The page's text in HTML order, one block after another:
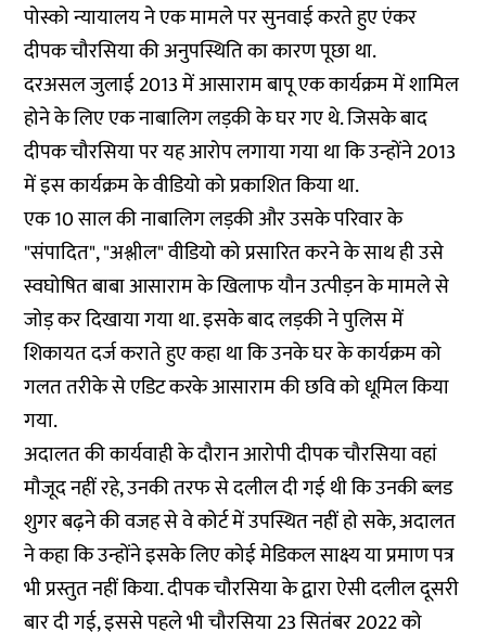
पोस्को न्यायालय ने एक मामले पर सुनवाई करते हुए एंकर
दीपक चौरसिया की अनुपस्थिति का कारण पूछा था.
दरअसल जुलाई 2013 में आसाराम बापू एक कार्यक्रम में शामिल
होने के लिए एक नाबालिग लड़की के घर गए थे. जिसके बाद
दीपक चौरसिया पर यह आरोप लगाया गया था कि उन्होंने 2013
में इस कार्यक्रम के वीडियो को प्रकाशित किया था.
एक 10 साल की नाबालिग लड़की और उसके परिवार के
"संपादित", "अश्लील" वीडियो को प्रसारित करने के साथ ही उसे
स्वघोषित बाबा आसाराम के खिलाफ यौन उत्पीड़न के मामले से
जोड़ कर दिखाया गया था. इसके बाद लड़की ने पुलिस में
शिकायत दर्ज कराते हुए कहा था कि उनके घर के कार्यक्रम को
गलत तरीके से एडिट करके आसाराम की छवि को धूमिल किया
गया.
अदालत की कार्यवाही के दौरान आरोपी दीपक चौरसिया वहां
मौजूद नहीं रहे, उनकी तरफ से दलील दी गई थी कि उनकी ब्लड
शुगर बढ़ने की वजह से वे कोर्ट में उपस्थित नहीं हो सके, अदालत
ने कहा कि उन्होंने इसके लिए कोई मेडिकल साक्ष्य या प्रमाण पत्र
भी प्रस्तुत नहीं किया. दीपक चौरसिया के द्वारा ऐसी दलील दूसरी
बार दी गई, इससे पहले भी चौरसिया 23 सितंबर 2022 को